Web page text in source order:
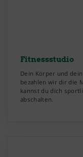
Fitnessstudio
Dein Körper und
bezahlen wir dir die
kannst du dich
abschalten.